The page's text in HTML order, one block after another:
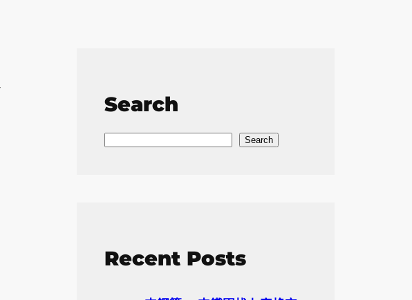
Search
S
h
Search
Recent Posts